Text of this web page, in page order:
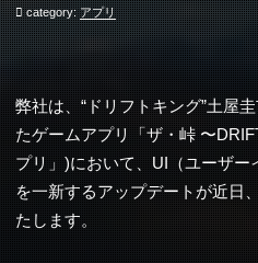
category:アプリ
弊社は、“ドリフトキング”土屋
たゲームアプリ「ザ・峠 〜
プリ」)において、UI（ユーザ
を一新するアップデートが近日
たします。